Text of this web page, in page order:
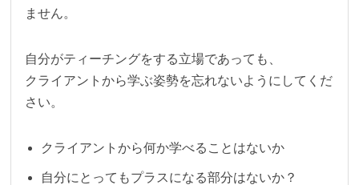
ません。
自分がティーチングをする立場であっても、
クライアントから学ぶ姿勢を忘れないようにしてくだ
さい。
クライアントから何か学べることはないか
自分にとってもプラスになる部分はないか？